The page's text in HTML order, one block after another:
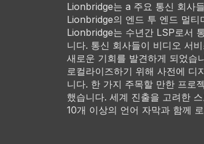
Lionbridge는 a 주요 통신 회사
Lionbridge의 엔드 투 엔드 멀티
Lionbridge는 수년간 LSP로서
니다. 통신 회사들이 비디오 서
새로운 기회를 발견하게 되었습
로컬라이즈하기 위해 사전에 디
니다. 한 가지 주목할 만한 프로
했습니다. 세계 진출을 고려한
10개 이상의 언어 자막과 함께